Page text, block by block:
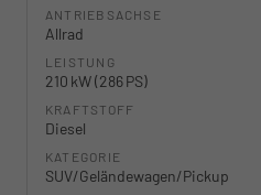
ANTRIEBSACHSE
Allrad
LEISTUNG
210 kW (286 PS)
KRAFTSTOFF
Diesel
KATEGORIE
SUV/Geländewagen/Pickup